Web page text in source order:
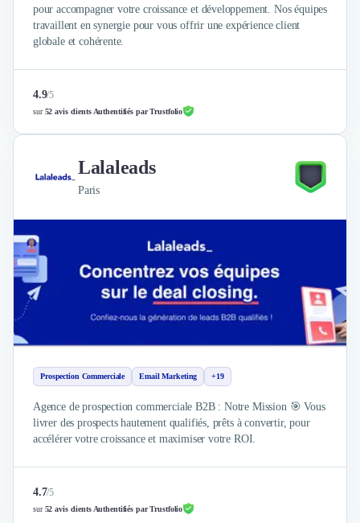
pour accompagner votre croissance et développement. Nos équipes
travaillent en synergie pour vous offrir une expérience client
globale et cohérente.
4.9/5
sur52 avis clients Authentifiés par Trustfolio
Lalaleads
Paris
Prospection Commerciale Email Marketing +19
Agence de prospection commerciale B2B : Notre Mission 🎯 Vous
livrer des prospects hautement qualifiés, prêts à convertir, pour
accélérer votre croissance et maximiser votre ROI.
4.7/5
sur52 avis clients Authentifiés par Trustfolio